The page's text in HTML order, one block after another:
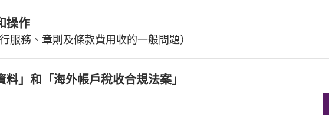
操作
服務、章則及條款費用收的一般問題）
料」和「海外帳戶稅收合規法案」